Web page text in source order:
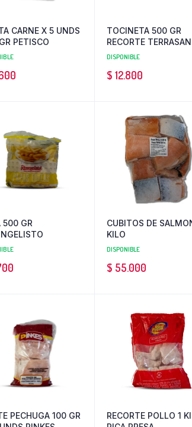
CARNE X 5 UNDS
PETISCO
TOCINETA 500 GR
RECORTE
DISPONIBLE
$ 12.800
500 GR
CUBITOS DE
KILO
DISPONIBLE
$ 55.000
PECHUGA 100 GR
RECORTE POLLO 1